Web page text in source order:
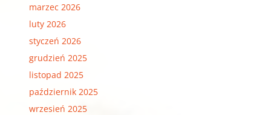
marzec 2026
luty 2026
styczeń 2026
grudzień 2025
listopad 2025
październik 2025
wrzesień 2025